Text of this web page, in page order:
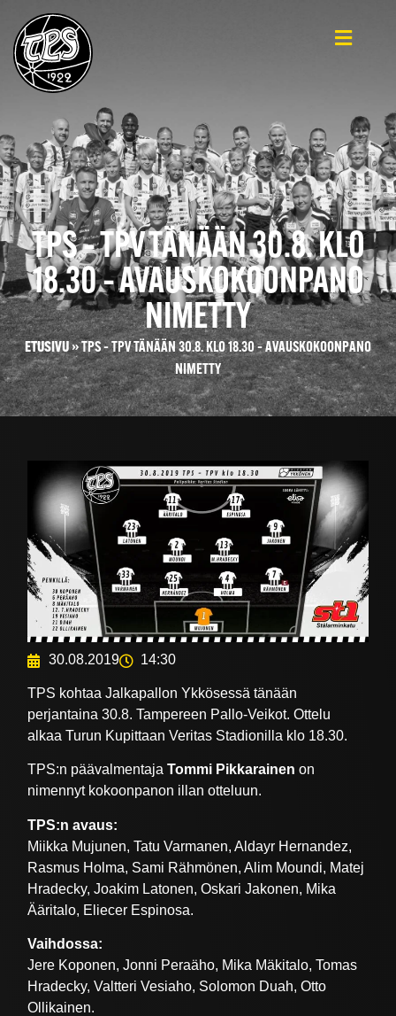
TPS – TPV TÄNÄÄN 30.8. KLO
18.30 – AVAUSKOKOONPANO
NIMETTY
ETUSIVU»TPS – TPV TÄNÄÄN 30.8. KLO 18.30 – AVAUSKOKOONPANO
NIMETTY
30.08.2019 14:30
TPS kohtaa Jalkapallon Ykkösessä tänään
perjantaina 30.8. Tampereen Pallo-Veikot. Ottelu
alkaa Turun Kupittaan Veritas Stadionilla klo 18.30.
TPS:n päävalmentajaTommi Pikkarainen on
nimennyt kokoonpanon illan otteluun.
TPS:n avaus:
Miikka Mujunen, Tatu Varmanen, Aldayr Hernandez,
Rasmus Holma, Sami Rähmönen, Alim Moundi, Matej
Hradecky, Joakim Latonen, Oskari Jakonen, Mika
Ääritalo, Eliecer Espinosa.
Vaihdossa:
Jere Koponen, Jonni Peraäho, Mika Mäkitalo, Tomas
Hradecky, Valtteri Vesiaho, Solomon Duah, Otto
Ollikainen.